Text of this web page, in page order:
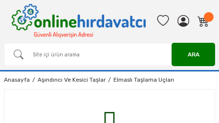
ARA
Anasayfa Aşındırıcı Ve Kesici Taşlar Elmaslı Taşlama Uçları